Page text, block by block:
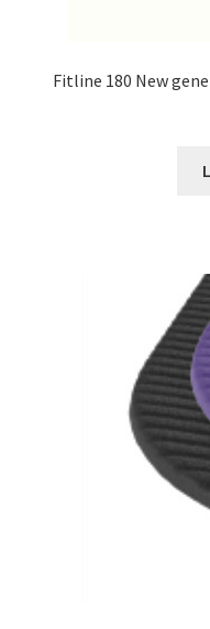
Fitline 180 New